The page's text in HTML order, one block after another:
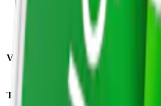
Fakta om Nordic Spirit
Maxpack
Varumärke: Nordic Spirit
Tillverkare: Nordic Snus/JTI